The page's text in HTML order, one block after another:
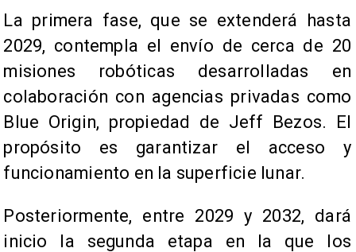
La primera fase, que se extenderá hasta
2029, contempla el envío de cerca de 20
misiones robóticas desarrolladas en
colaboración con agencias privadas como
Blue Origin, propiedad de Jeff Bezos. El
propósito es garantizar el acceso y
funcionamiento en la superficie lunar.
Posteriormente, entre 2029 y 2032, dará
inicio la segunda etapa en la que los